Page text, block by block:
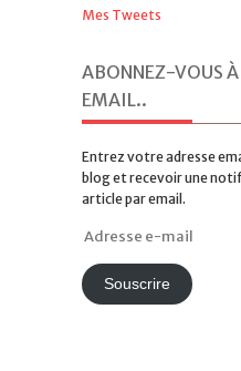
Mes Tweets
ABONNEZ-VOUS À
EMAIL..
Entrez votre adresse
blog et recevoir une
article par email.
Adresse
mailSouscrire